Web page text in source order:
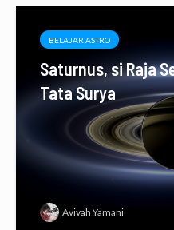
BELAJAR ASTRO
Saturnus, si Raja
Tata Surya
Avivah Yamani